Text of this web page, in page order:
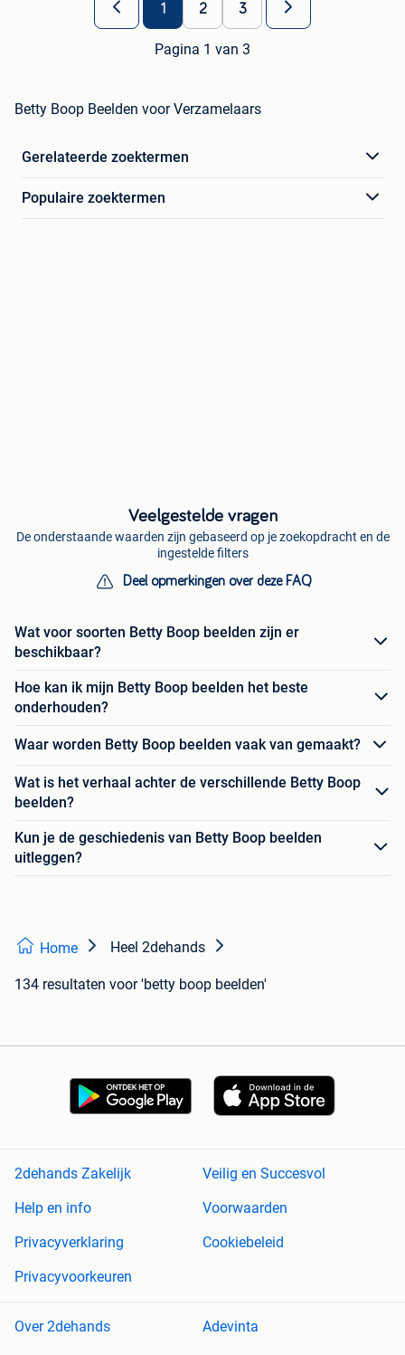
1 2 3
Pagina 1 van 3
Betty Boop Beelden voor Verzamelaars
Gerelateerde zoektermen
Populaire zoektermen
Veelgestelde vragen
De onderstaande waarden zijn gebaseerd op je zoekopdracht en de
ingestelde filters
Deel opmerkingen over deze FAQ
Wat voor soorten Betty Boop beelden zijn er
beschikbaar?
Hoe kan ik mijn Betty Boop beelden het beste
onderhouden?
Waar worden Betty Boop beelden vaak van gemaakt?
Wat is het verhaal achter de verschillende Betty Boop
beelden?
Kun je de geschiedenis van Betty Boop beelden
uitleggen?
Home Heel 2dehands
134 resultaten voor 'betty boop beelden'
2dehands Zakelijk
Veilig en Succesvol
Help en info
Voorwaarden
Privacyverklaring
Cookiebeleid
Privacyvoorkeuren
Over 2dehands
Adevinta